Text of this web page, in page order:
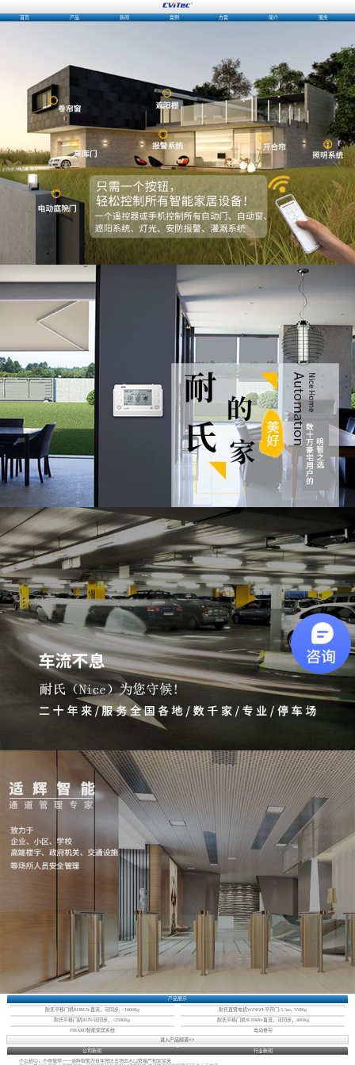
首页 产品 新闻 案例 方案 简介 服务
产品展示
耐氏平移门机ROBUS-直流，可同步, <1000Kg 耐氏直臂电机WINGO-平开门-3.5m, 550Kg
耐氏平移门机RUN-可同步，<2500Kg 耐氏平移门机SLH400-直流，可同步，400Kg
FIBARO智能家居系统
电动卷帘
进入产品频道>>
公司新闻
行业新闻
不忘初心，不辱使命——适辉智能为百年党庆主场出入口管理严把安全关